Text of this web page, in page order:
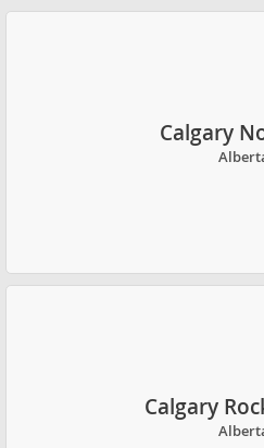
Calgary
Calgary